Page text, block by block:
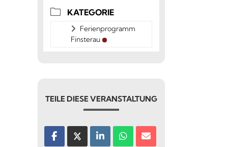
KATEGORIE
Ferienprogramm
Finsterau
TEILE DIESE VERANSTALTUNG